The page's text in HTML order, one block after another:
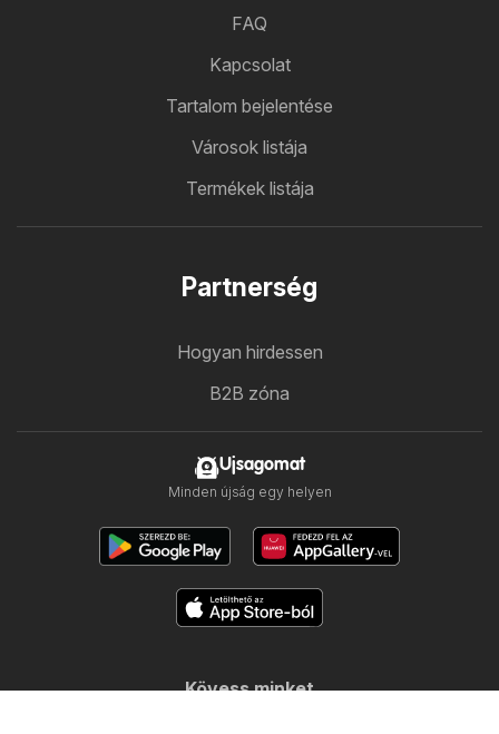
FAQ
Kapcsolat
Tartalom bejelentése
Városok listája
Termékek listája
Partnerség
Hogyan hirdessen
B2B zóna
Ujsagomat
Minden újság egy helyen
Kövess minket